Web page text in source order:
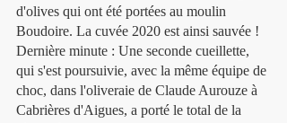
d'olives qui ont été portées au moulin
Boudoire. La cuvée 2020 est ainsi sauvée !
Dernière minute : Une seconde cueillette,
qui s'est poursuivie, avec la même équipe de
choc, dans l'oliveraie de Claude Aurouze à
Cabrières d'Aigues, a porté le total de la